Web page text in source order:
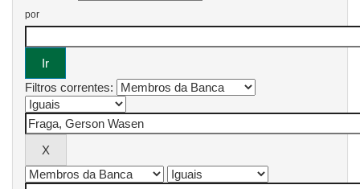
por
Filtros correntes: